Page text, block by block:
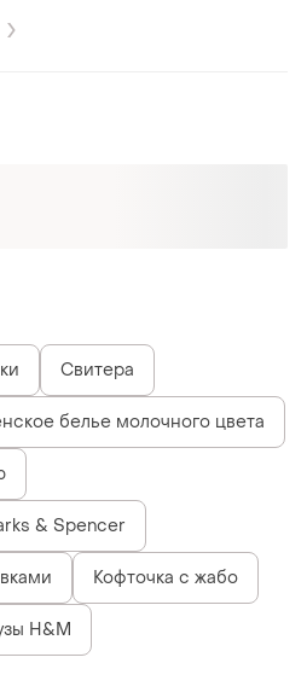
xl.
Свитера
белье молочного цвета
& Spencer
Кофточка с жабо
H&M